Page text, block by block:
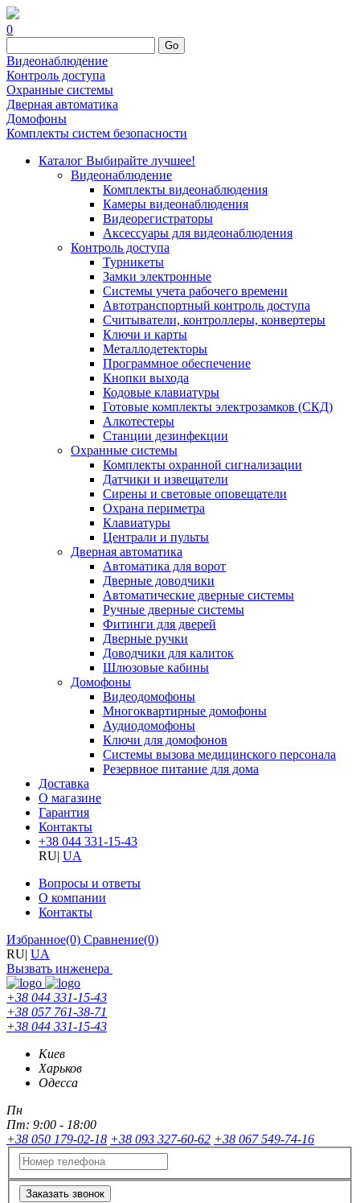
0
Go
Видеонаблюдение
Контроль доступа
Охранные системы
Дверная автоматика
Домофоны
Комплекты систем безопасности
Каталог Выбирайте лучшее!
Видеонаблюдение
Комплекты видеонаблюдения
Камеры видеонаблюдения
Видеорегистраторы
Аксессуары для видеонаблюдения
Контроль доступа
Турникеты
Замки электронные
Системы учета рабочего времени
Автотранспортный контроль доступа
Считыватели, контроллеры, конвертеры
Ключи и карты
Металлодетекторы
Программное обеспечение
Кнопки выхода
Кодовые клавиатуры
Готовые комплекты электрозамков (СКД)
Алкотестеры
Станции дезинфекции
Охранные системы
Комплекты охранной сигнализации
Датчики и извещатели
Сирены и световые оповещатели
Охрана периметра
Клавиатуры
Централи и пульты
Дверная автоматика
Автоматика для ворот
Дверные доводчики
Автоматические дверные системы
Ручные дверные системы
Фитинги для дверей
Дверные ручки
Доводчики для калиток
Шлюзовые кабины
Домофоны
Видеодомофоны
Многоквартирные домофоны
Аудиодомофоны
Ключи для домофонов
Системы вызова медицинского персонала
Резервное питание для дома
Доставка
О магазине
Гарантия
Контакты
+38 044 331-15-43
RU| UA
Вопросы и ответы
О компании
Контакты
Избранное(0) Сравнение(0)
RU| UA
Вызвать инженера
+38 044 331-15-43
+38 057 761-38-71
+38 044 331-15-43
Киев
Харьков
Одесса
Пн
Пт: 9:00 - 18:00
+38 050 179-02-18 +38 093 327-60-62 +38 067 549-74-16
Заказать звонок